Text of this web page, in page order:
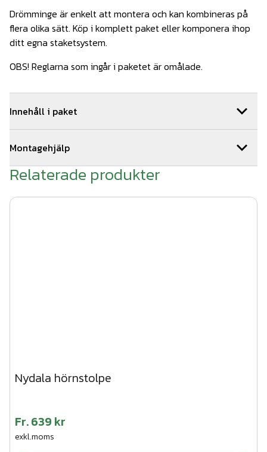
Drömminge är enkelt att montera och kan kombineras på
flera olika sätt. Köp i komplett paket eller komponera ihop
ditt egna staketsystem.
OBS! Reglarna som ingår i paketet är omålade.
Innehåll i paket
2st Drömminge mellan 770 mm Vit
2st Drömminge ände 770 mm Vit Art.nr.Wer200
4 st WernamoDesign stolphatt vit
4st WernamoDesign stolpfot vit Art.nr.Wer500-4
Montagehjälp
Så här monterar du ditt staket:
1. Tryck fast stolpen på stolpfoten.
Relaterade produkter
Nydala hörnstolpe
Fr.639 kr
exkl.moms